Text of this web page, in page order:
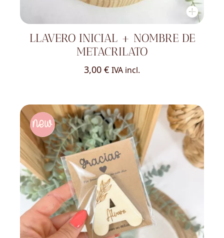
LLAVERO INICIAL + NOMBRE DE
METACRILATO
3,00 € IVA incl.